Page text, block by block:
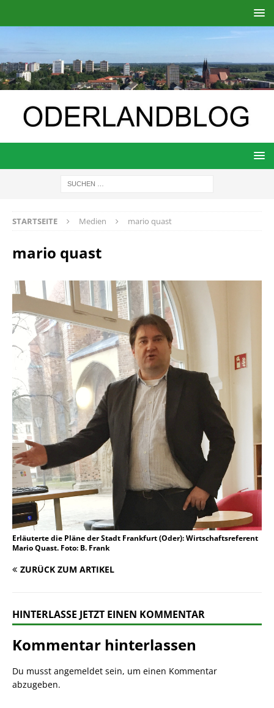
STARTSEITE Medien mario quast
mario quast
Erläuterte die Pläne der Stadt Frankfurt (Oder): Wirtschaftsreferent
Mario Quast. Foto: B. Frank
ZURÜCK ZUM ARTIKEL
HINTERLASSE JETZT EINEN KOMMENTAR
Kommentar hinterlassen
Du musst angemeldet sein, um einen Kommentar
abzugeben.